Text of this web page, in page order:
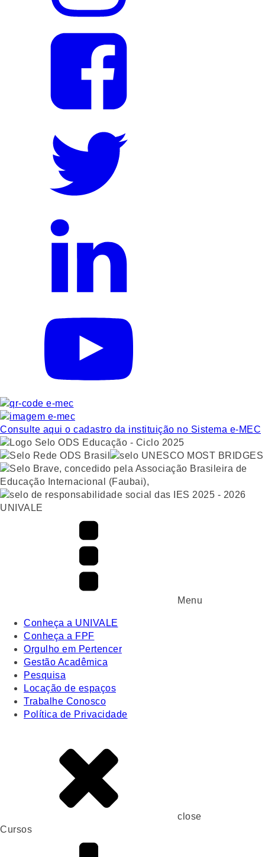
Consulte aqui o cadastro da instituição no Sistema e-MEC
UNIVALE
Menu
Conheça a UNIVALE
Conheça a FPF
Orgulho em Pertencer
Gestão Acadêmica
Pesquisa
Locação de espaços
Trabalhe Conosco
Política de Privacidade
close
Cursos